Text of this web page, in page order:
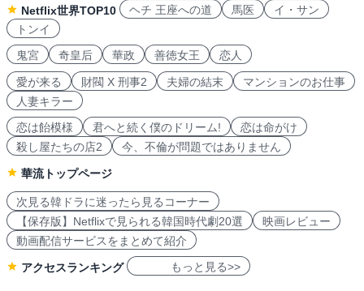
Netflix世界TOP10
ヘチ 王座への道 馬医
イ・サン
トンイ
鬼宮
奇皇后 華政 善徳女王 恋人
愛が来る 財閥 X 刑事2 夫婦の結末
マンションのお仕事
人妻キラー
恋は飴模様
君へと続く僕のドリーム!
恋は命がけ
殺し屋たちの店2
今、不倫が問題ではありません
華流トップページ
次見る韓ドラに迷ったら見るコーナー
【保存版】Netflixで見られる韓国時代劇20選
映画レビュー
動画配信サービスをまとめて紹介
アクセスランキング もっと見る>>